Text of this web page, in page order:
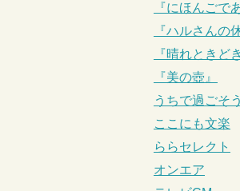
『にほんごで
『ハルさんの
『晴れときど
『美の壺』
うちで過ごそう
ここにも文楽
ららセレクト
オンエア